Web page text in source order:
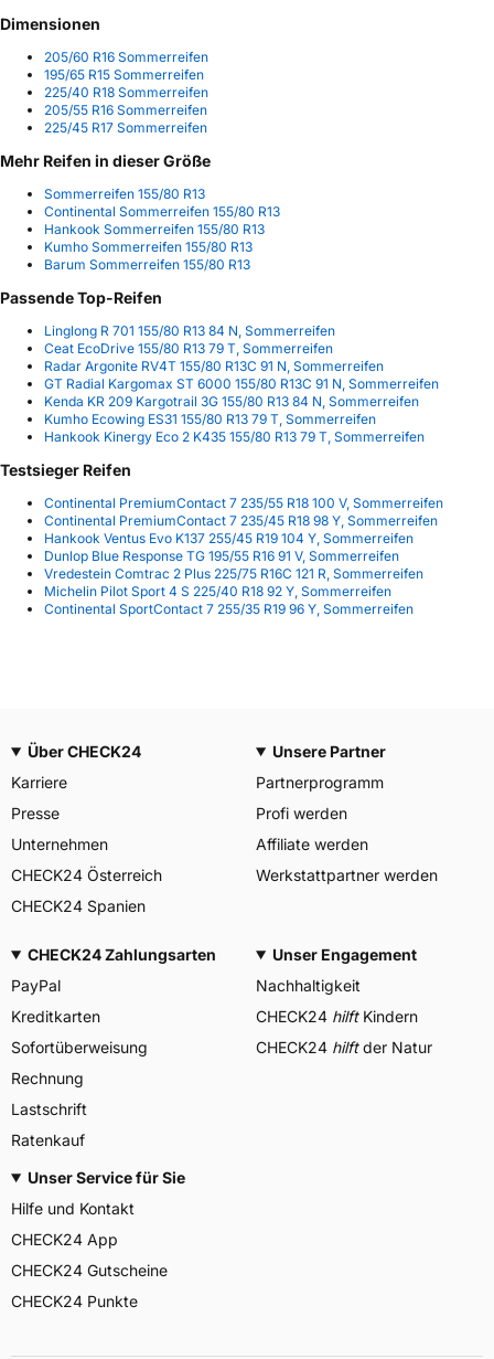
Dimensionen
205/60 R16 Sommerreifen
195/65 R15 Sommerreifen
225/40 R18 Sommerreifen
205/55 R16 Sommerreifen
225/45 R17 Sommerreifen
Mehr Reifen in dieser Größe
Sommerreifen 155/80 R13
Continental Sommerreifen 155/80 R13
Hankook Sommerreifen 155/80 R13
Kumho Sommerreifen 155/80 R13
Barum Sommerreifen 155/80 R13
Passende Top-Reifen
Linglong R 701 155/80 R13 84 N, Sommerreifen
Ceat EcoDrive 155/80 R13 79 T, Sommerreifen
Radar Argonite RV4T 155/80 R13C 91 N, Sommerreifen
GT Radial Kargomax ST 6000 155/80 R13C 91 N, Sommerreifen
Kenda KR 209 Kargotrail 3G 155/80 R13 84 N, Sommerreifen
Kumho Ecowing ES31 155/80 R13 79 T, Sommerreifen
Hankook Kinergy Eco 2 K435 155/80 R13 79 T, Sommerreifen
Testsieger Reifen
Continental PremiumContact 7 235/55 R18 100 V, Sommerreifen
Continental PremiumContact 7 235/45 R18 98 Y, Sommerreifen
Hankook Ventus Evo K137 255/45 R19 104 Y, Sommerreifen
Dunlop Blue Response TG 195/55 R16 91 V, Sommerreifen
Vredestein Comtrac 2 Plus 225/75 R16C 121 R, Sommerreifen
Michelin Pilot Sport 4 S 225/40 R18 92 Y, Sommerreifen
Continental SportContact 7 255/35 R19 96 Y, Sommerreifen
Über CHECK24
Karriere
Presse
Unternehmen
CHECK24 Österreich
CHECK24 Spanien
Unsere Partner
Partnerprogramm
Profi werden
Affiliate werden
Werkstattpartner werden
CHECK24 Zahlungsarten
PayPal
Kreditkarten
Sofortüberweisung
Rechnung
Lastschrift
Ratenkauf
Unser Engagement
Nachhaltigkeit
CHECK24 hilftKindern
CHECK24 hilftder Natur
Unser Service für Sie
Hilfe und Kontakt
CHECK24 App
CHECK24 Gutscheine
CHECK24 Punkte